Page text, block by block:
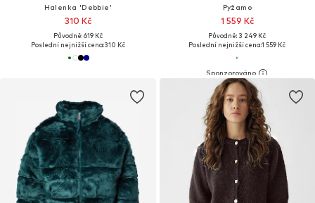
Halenka 'Debbie'
310 Kč
Původně: 619 Kč
Poslední nejnižší cena:310 Kč
Pyžamo
1 559 Kč
Původně: 3 249 Kč
Poslední nejnižší cena:1 559 Kč